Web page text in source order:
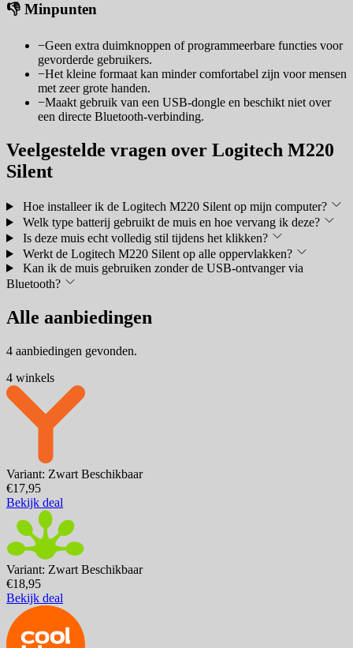
👎 Minpunten
−Geen extra duimknoppen of programmeerbare functies voor
gevorderde gebruikers.
−Het kleine formaat kan minder comfortabel zijn voor mensen
met zeer grote handen.
−Maakt gebruik van een USB-dongle en beschikt niet over
een directe Bluetooth-verbinding.
Veelgestelde vragen over Logitech M220
Silent
Hoe installeer ik de Logitech M220 Silent op mijn computer?
Welk type batterij gebruikt de muis en hoe vervang ik deze?
Is deze muis echt volledig stil tijdens het klikken?
Werkt de Logitech M220 Silent op alle oppervlakken?
Kan ik de muis gebruiken zonder de USB-ontvanger via
Bluetooth?
Alle aanbiedingen
4 aanbiedingen gevonden.
4 winkels
Variant: Zwart Beschikbaar
€17,95
Bekijk deal
Variant: Zwart Beschikbaar
€18,95
Bekijk deal